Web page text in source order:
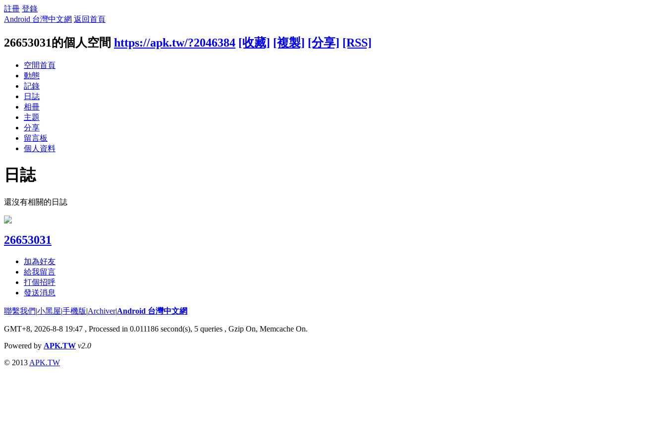
註冊 登錄
Android 台灣中文網 返回首頁
26653031的個人空間 https://apk.tw/?2046384 [收藏] [複製] [分享] [RSS]
空間首頁
動態
記錄
日誌
相冊
主題
分享
留言板
個人資料
日誌
還沒有相關的日誌
26653031
加為好友
給我留言
打個招呼
發送消息
聯繫我們|小黑屋|手機版|Archiver|Android 台灣中文網
GMT+8, 2026-8-8 19:47 , Processed in 0.011186 second(s), 5 queries , Gzip On, Memcache On.
Powered by APK.TW v2.0
© 2013 APK.TW